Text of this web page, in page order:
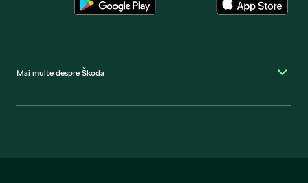
Mai multe despre Škoda